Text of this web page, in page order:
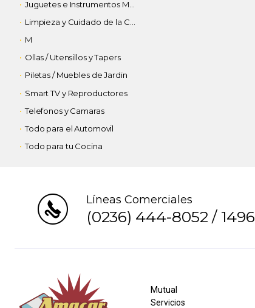
Juguetes e Instrumentos Musicales
Limpieza y Cuidado de la Casa
M
Ollas / Utensillos y Tapers
Piletas / Muebles de Jardin
Smart TV y Reproductores
Telefonos y Camaras
Todo para el Automovil
Todo para tu Cocina
Líneas Comerciales
(0236) 444-8052 / 1496
Mutual
Servicios